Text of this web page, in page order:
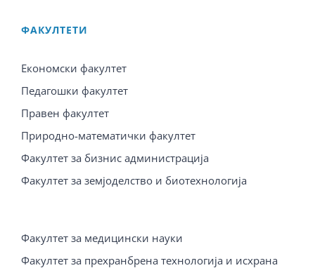
ФАКУЛТЕТИ
Економски факултет
Педагошки факултет
Правен факултет
Природно-математички факултет
Факултет за бизнис администрација
Факултет за земјоделство и биотехнологија
Факултет за медицински науки
Факултет за прехранбрена технологија и исхрана